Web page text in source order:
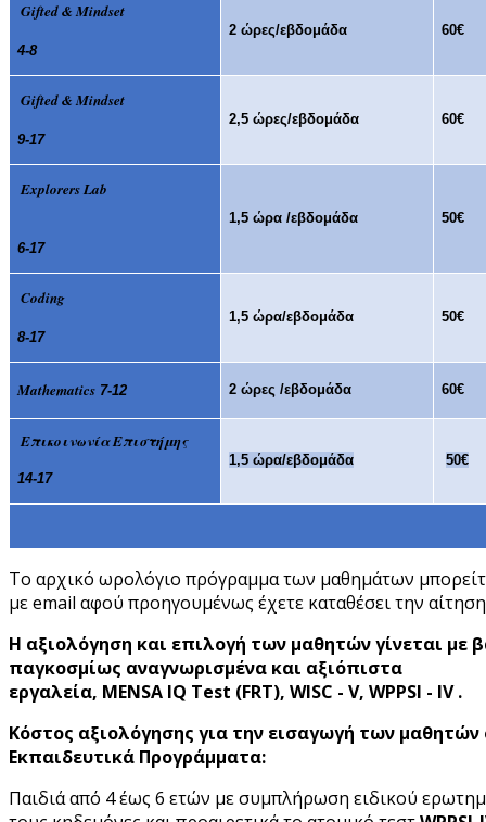
Gifted & Mindset
4-8
2 ώρες/εβδομάδα 60€
Gifted & Mindset
9-17
2,5 ώρες/εβδομάδα 60€
Explorers Lab
6-17
1,5 ώρα /εβδομάδα 50€
Coding
8-17
1,5 ώρα/εβδομάδα 50€
Mathematics 7-12 2 ώρες /εβδομάδα 60€
Επικοινωνία Επιστήμης
14-17
1,5 ώρα/εβδομάδα 50€
Το αρχικό ωρολόγιο πρόγραμμα των μαθημάτων
με email αφού προηγουμένως έχετε καταθέσει την
Η αξιολόγηση και επιλογή των μαθητών γίνεται με
παγκοσμίως αναγνωρισμένα και αξιόπιστα
εργαλεία, MENSA IQ Test (FRT), WISC - V, WPPSI - IV .
Κόστος αξιολόγησης για την εισαγωγή των μαθητών
Εκπαιδευτικά Προγράμματα:
Παιδιά από 4 έως 6 ετών με συμπλήρωση ειδικού